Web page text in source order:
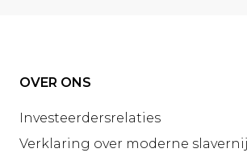
OVER ONS
Investeerdersrelaties
Verklaring over moderne slavernij